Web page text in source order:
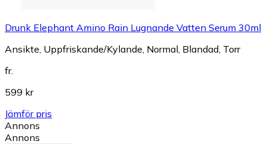
Drunk Elephant Amino Rain Lugnande Vatten Serum 30ml
Ansikte, Uppfriskande/Kylande, Normal, Blandad, Torr
fr.
599 kr
Jämför pris
Annons
Annons